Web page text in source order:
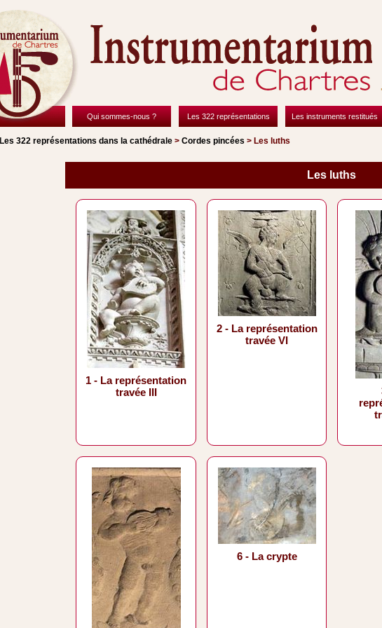
Qui sommes-nous ? Les 322 représentations Les instruments restitués
Les 322 représentations dans la cathédrale > Cordes pincées > Les luths
Les luths
1 - La représentation
travée III
2 - La représentation
travée VI
6 - La crypte